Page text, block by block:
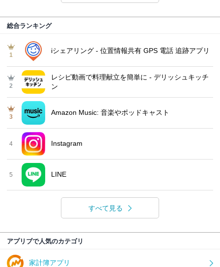
総合ランキング
1
iシェアリング - 位置情報共有 GPS 電話 追跡アプリ
2
レシピ動画で料理献立を簡単‪に - デリッシュキッチ
ン
3
Amazon Music: 音楽やポッドキャスト
4 Instagram
5 LINE
すべて見る
アプリブで人気のカテゴリ
家計簿アプリ